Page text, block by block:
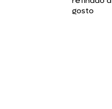
gosto